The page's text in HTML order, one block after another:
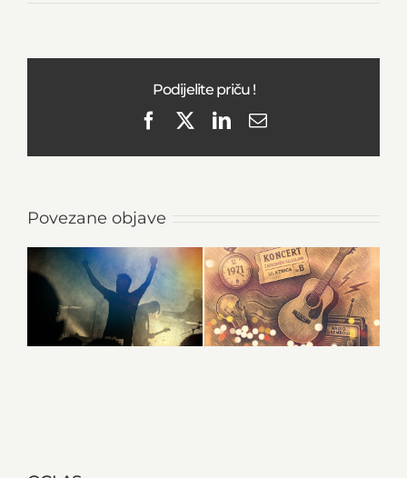
Podijelite priču !
FacebookLinkedIn
Email
Povezane objave